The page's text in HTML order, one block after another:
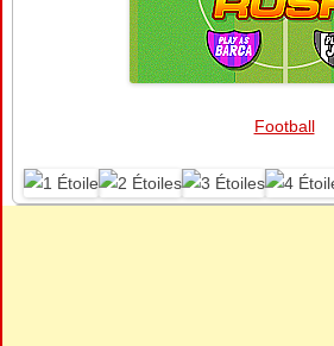
Football